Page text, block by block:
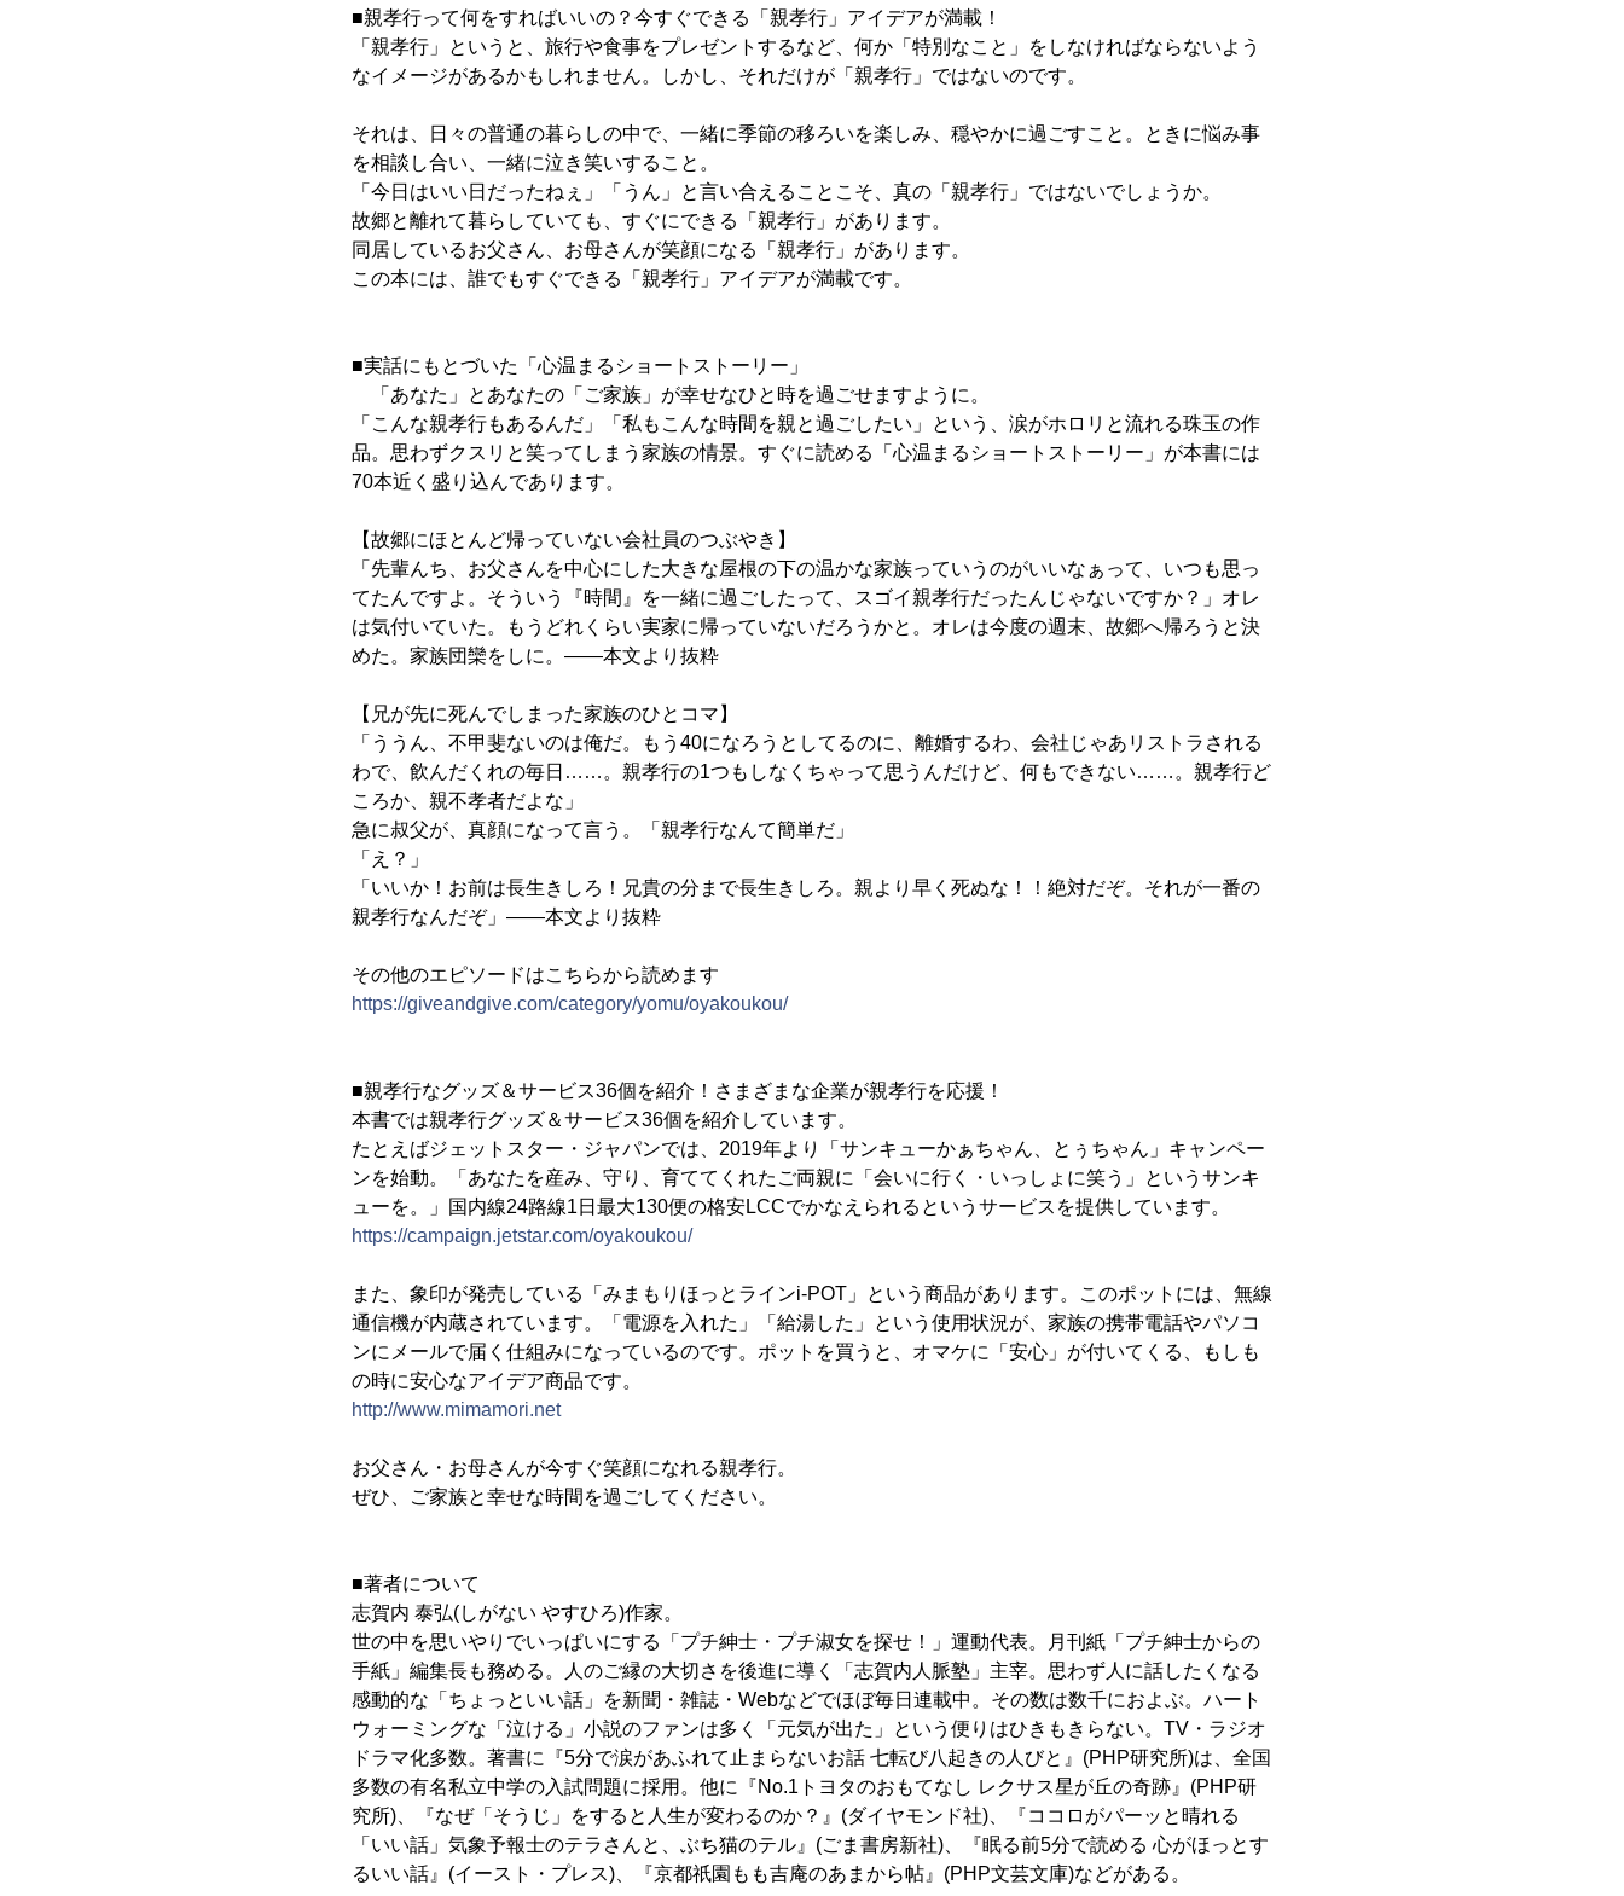
■親孝行って何をすればいいの？今すぐできる「親孝行」アイデアが満載！
「親孝行」というと、旅行や食事をプレゼントするなど、何か「特別なこと」をしなければならないよう
なイメージがあるかもしれません。しかし、それだけが「親孝行」ではないのです。
それは、日々の普通の暮らしの中で、一緒に季節の移ろいを楽しみ、穏やかに過ごすこと。ときに悩み事
を相談し合い、一緒に泣き笑いすること。
「今日はいい日だったねぇ」「うん」と言い合えることこそ、真の「親孝行」ではないでしょうか。
故郷と離れて暮らしていても、すぐにできる「親孝行」があります。
同居しているお父さん、お母さんが笑顔になる「親孝行」があります。
この本には、誰でもすぐできる「親孝行」アイデアが満載です。
■実話にもとづいた「心温まるショートストーリー」
「あなた」とあなたの「ご家族」が幸せなひと時を過ごせますように。
「こんな親孝行もあるんだ」「私もこんな時間を親と過ごしたい」という、涙がホロリと流れる珠玉の作
品。思わずクスリと笑ってしまう家族の情景。すぐに読める「心温まるショートストーリー」が本書には
70本近く盛り込んであります。
【故郷にほとんど帰っていない会社員のつぶやき】
「先輩んち、お父さんを中心にした大きな屋根の下の温かな家族っていうのがいいなぁって、いつも思っ
てたんですよ。そういう『時間』を一緒に過ごしたって、スゴイ親孝行だったんじゃないですか？」オレ
は気付いていた。もうどれくらい実家に帰っていないだろうかと。オレは今度の週末、故郷へ帰ろうと決
めた。家族団欒をしに。――本文より抜粋
【兄が先に死んでしまった家族のひとコマ】
「ううん、不甲斐ないのは俺だ。もう40になろうとしてるのに、離婚するわ、会社じゃあリストラされる
わで、飲んだくれの毎日……。親孝行の1つもしなくちゃって思うんだけど、何もできない……。親孝行ど
ころか、親不孝者だよな」
急に叔父が、真顔になって言う。「親孝行なんて簡単だ」
「え？」
「いいか！お前は長生きしろ！兄貴の分まで長生きしろ。親より早く死ぬな！！絶対だぞ。それが一番の
親孝行なんだぞ」――本文より抜粋
その他のエピソードはこちらから読めます
https://giveandgive.com/category/yomu/oyakoukou/
■親孝行なグッズ＆サービス36個を紹介！さまざまな企業が親孝行を応援！
本書では親孝行グッズ＆サービス36個を紹介しています。
たとえばジェットスター・ジャパンでは、2019年より「サンキューかぁちゃん、とぅちゃん」キャンペー
ンを始動。「あなたを産み、守り、育ててくれたご両親に「会いに行く・いっしょに笑う」というサンキ
ューを。」国内線24路線1日最大130便の格安LCCでかなえられるというサービスを提供しています。
https://campaign.jetstar.com/oyakoukou/
また、象印が発売している「みまもりほっとラインi-POT」という商品があります。このポットには、無線
通信機が内蔵されています。「電源を入れた」「給湯した」という使用状況が、家族の携帯電話やパソコ
ンにメールで届く仕組みになっているのです。ポットを買うと、オマケに「安心」が付いてくる、もしも
の時に安心なアイデア商品です。
http://www.mimamori.net
お父さん・お母さんが今すぐ笑顔になれる親孝行。
ぜひ、ご家族と幸せな時間を過ごしてください。
■著者について
志賀内 泰弘(しがない やすひろ)作家。
世の中を思いやりでいっぱいにする「プチ紳士・プチ淑女を探せ！」運動代表。月刊紙「プチ紳士からの
手紙」編集長も務める。人のご縁の大切さを後進に導く「志賀内人脈塾」主宰。思わず人に話したくなる
感動的な「ちょっといい話」を新聞・雑誌・Webなどでほぼ毎日連載中。その数は数千におよぶ。ハート
ウォーミングな「泣ける」小説のファンは多く「元気が出た」という便りはひきもきらない。TV・ラジオ
ドラマ化多数。著書に『5分で涙があふれて止まらないお話 七転び八起きの人びと』(PHP研究所)は、全国
多数の有名私立中学の入試問題に採用。他に『No.1トヨタのおもてなし レクサス星が丘の奇跡』(PHP研
究所)、『なぜ「そうじ」をすると人生が変わるのか？』(ダイヤモンド社)、『ココロがパーッと晴れる
「いい話」気象予報士のテラさんと、ぶち猫のテル』(ごま書房新社)、『眠る前5分で読める 心がほっとす
るいい話』(イースト・プレス)、『京都祇園もも吉庵のあまから帖』(PHP文芸文庫)などがある。